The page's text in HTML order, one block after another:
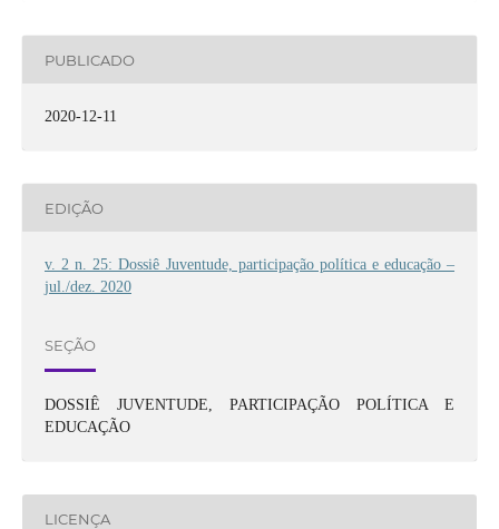
PUBLICADO
2020-12-11
EDIÇÃO
v. 2 n. 25: Dossiê Juventude, participação política e educação –
jul./dez. 2020
SEÇÃO
DOSSIÊ JUVENTUDE, PARTICIPAÇÃO POLÍTICA E
EDUCAÇÃO
LICENÇA